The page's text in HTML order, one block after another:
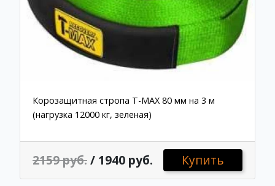
Корозащитная стропа T-MAX 80 мм на 3 м
(нагрузка 12000 кг, зеленая)
2159 руб./ 1940 руб. Купить